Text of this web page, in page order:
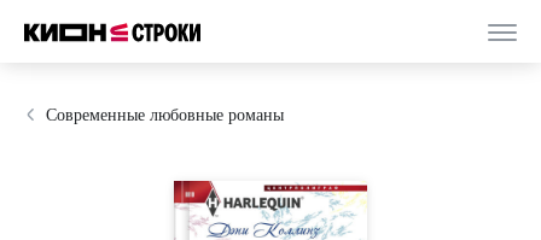
Современные любовные романы